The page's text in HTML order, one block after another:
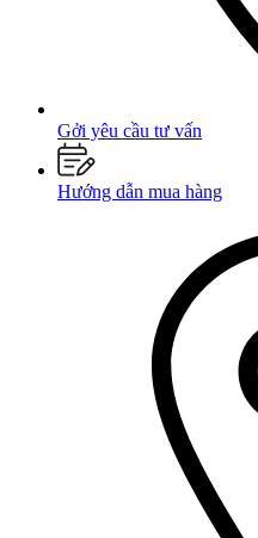
Gởi yêu cầu tư vấn
Hướng dẫn mua hàng